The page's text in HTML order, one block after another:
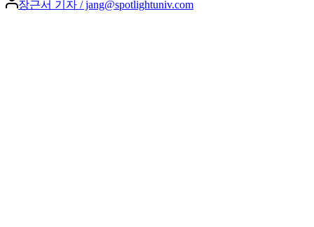
by
장근서 기자 / jang@spotlightuniv.com